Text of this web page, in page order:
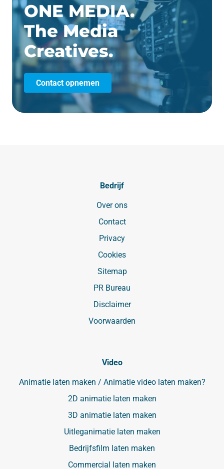
ONE MEDIA.
The Media
Creatives.
Contact opnemen
Bedrijf
Over ons
Contact
Privacy
Cookies
Sitemap
PR Bureau
Disclaimer
Voorwaarden
Video
Animatie laten maken / Animatie video laten maken?
2D animatie laten maken
3D animatie laten maken
Uitleganimatie laten maken
Bedrijfsfilm laten maken
Commercial laten maken